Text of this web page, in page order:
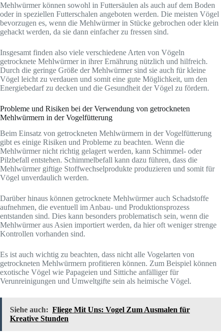
Mehlwürmer können sowohl in Futtersäulen als auch auf dem Boden
oder in speziellen Futterschalen angeboten werden. Die meisten Vögel
bevorzugen es, wenn die Mehlwürmer in Stücke gebrochen oder klein
gehackt werden, da sie dann einfacher zu fressen sind.
Insgesamt finden also viele verschiedene Arten von Vögeln
getrocknete Mehlwürmer in ihrer Ernährung nützlich und hilfreich.
Durch die geringe Größe der Mehlwürmer sind sie auch für kleine
Vögel leicht zu verdauen und somit eine gute Möglichkeit, um den
Energiebedarf zu decken und die Gesundheit der Vögel zu fördern.
Probleme und Risiken bei der Verwendung von getrockneten
Mehlwürmern in der Vogelfütterung
Beim Einsatz von getrockneten Mehlwürmern in der Vogelfütterung
gibt es einige Risiken und Probleme zu beachten. Wenn die
Mehlwürmer nicht richtig gelagert werden, kann Schimmel- oder
Pilzbefall entstehen. Schimmelbefall kann dazu führen, dass die
Mehlwürmer giftige Stoffwechselprodukte produzieren und somit für
Vögel unverdaulich werden.
Darüber hinaus können getrocknete Mehlwürmer auch Schadstoffe
aufnehmen, die eventuell im Anbau- und Produktionsprozess
entstanden sind. Dies kann besonders problematisch sein, wenn die
Mehlwürmer aus Asien importiert werden, da hier oft weniger strenge
Kontrollen vorhanden sind.
Es ist auch wichtig zu beachten, dass nicht alle Vogelarten von
getrockneten Mehlwürmern profitieren können. Zum Beispiel können
exotische Vögel wie Papageien und Sittiche anfälliger für
Verunreinigungen und Umweltgifte sein als heimische Vögel.
Siehe auch: Fliege Mit Uns: Vogel Zum Ausmalen für
Kreative Stunden